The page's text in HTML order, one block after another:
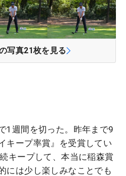
写真21枚を見る
1週間を切った。昨年まで9
キープ率賞』を受賞してい
キープして、本当に稲森賞
には少し楽しみなことでも